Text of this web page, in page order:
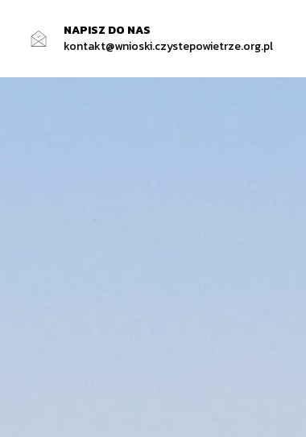
NAPISZ DO NAS
kontakt@wnioski.czystepowietrze.org.pl